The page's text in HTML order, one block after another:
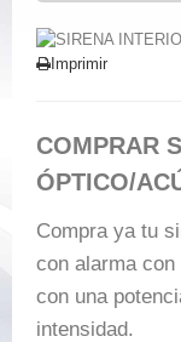
Imprimir
COMPRAR
ÓPTICO/
Compra ya tu
con alarma
con una
intensidad.